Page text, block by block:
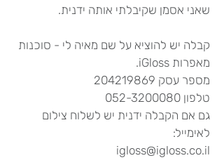
שאני אסמן שקיבלתי אותה ידנית.
קבלה יש להוציא על שם מאיה לי - סוכנות
מאפרות iGloss.
מספר עסק 204219869
טלפון 052-3200080
גם אם הקבלה ידנית יש לשלוח צילום
לאימייל:
igloss@igloss.co.il